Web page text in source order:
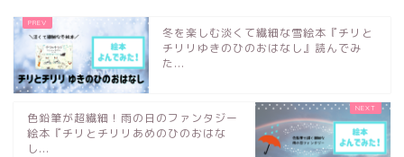
冬を楽しむ淡くて繊細な雪絵本『チリと
チリリゆきのひのおはなし』読んでみ
た...
色鉛筆が超繊細！雨の日のファンタジー
絵本『チリとチリリあめのひのおはな
し...